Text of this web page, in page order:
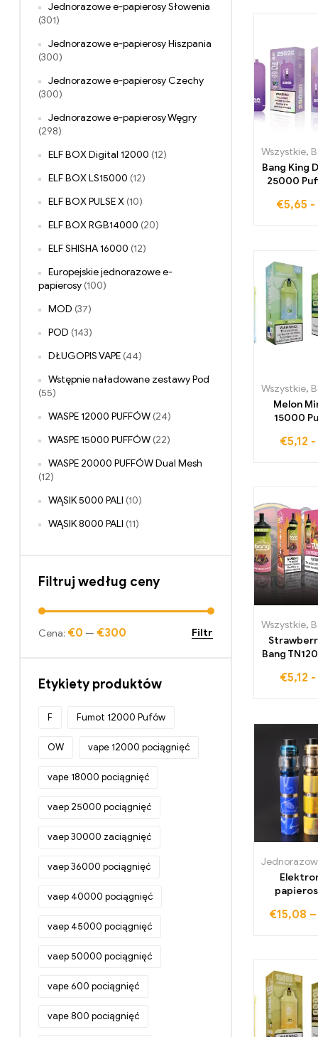
Wszystkie,
Bang King
25000
aromatu
€5,65 -
Wszystkie,
Melon
15000
€5,12 -
Wszystkie,
Bang
mango i
aromatu
12000
€5,12 -
sub ohm
zestawami
€15,08 –
Jednorazowe e-papierosy Słowenia
(301)
Jednorazowe e-papierosy Hiszpania
(300)
Jednorazowe e-papierosy Czechy
(300)
Jednorazowe e-papierosy Węgry
(298)
ELF BOX Digital 12000 (12)
ELF BOX LS15000 (12)
ELF BOX PULSE X (10)
ELF BOX RGB14000 (20)
ELF SHISHA 16000 (12)
Europejskie jednorazowe e-
papierosy (100)
MOD (37)
POD (143)
DŁUGOPIS VAPE (44)
Wstępnie naładowane zestawy Pod
(55)
WASPE 12000 PUFFÓW (24)
WASPE 15000 PUFFÓW (22)
WASPE 20000 PUFFÓW Dual Mesh
(12)
WĄSIK 5000 PALI (10)
WĄSIK 8000 PALI (11)
Filtruj według ceny
Filtr
Cena: €0 — €300
Etykiety produktów
F Fumot 12000 Pufów
OW vape 12000 pociągnięć
vape 18000 pociągnięć
vaep 25000 pociągnięć
vaep 30000 zaciągnięć
vaep 36000 pociągnięć
vaep 40000 pociągnięć
vaep 45000 pociągnięć
vaep 50000 pociągnięć
vape 600 pociągnięć
vape 800 pociągnięć